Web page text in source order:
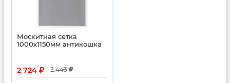
Москитная сетка
1000x1150мм антикошка
2 724 3 443